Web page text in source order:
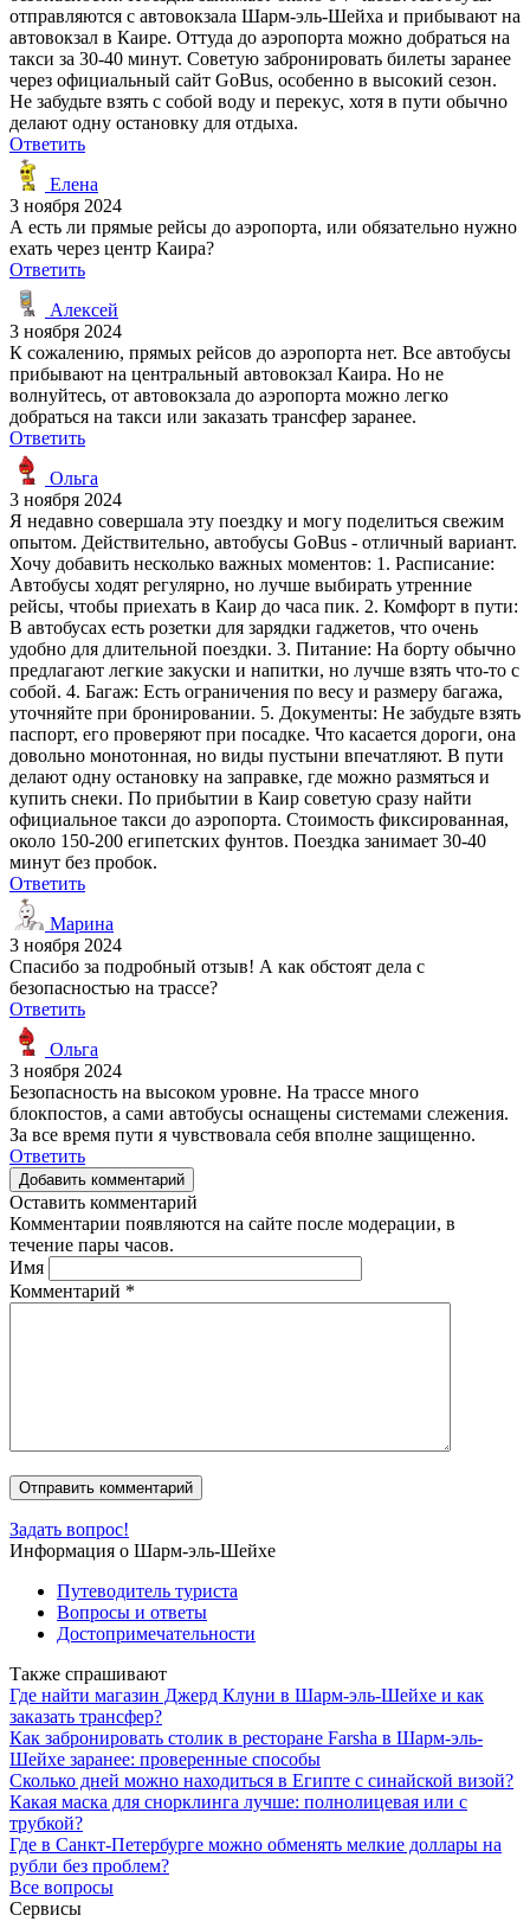
отправляются с автовокзала Шарм-эль-Шейха и прибывают на
автовокзал в Каире. Оттуда до аэропорта можно добраться на
такси за 30-40 минут. Советую забронировать билеты заранее
через официальный сайт GoBus, особенно в высокий сезон.
Не забудьте взять с собой воду и перекус, хотя в пути обычно
делают одну остановку для отдыха.
Ответить
Елена
3 ноября 2024
А есть ли прямые рейсы до аэропорта, или обязательно нужно
ехать через центр Каира?
Ответить
Алексей
3 ноября 2024
К сожалению, прямых рейсов до аэропорта нет. Все автобусы
прибывают на центральный автовокзал Каира. Но не
волнуйтесь, от автовокзала до аэропорта можно легко
добраться на такси или заказать трансфер заранее.
Ответить
Ольга
3 ноября 2024
Я недавно совершала эту поездку и могу поделиться свежим
опытом. Действительно, автобусы GoBus - отличный вариант.
Хочу добавить несколько важных моментов: 1. Расписание:
Автобусы ходят регулярно, но лучше выбирать утренние
рейсы, чтобы приехать в Каир до часа пик. 2. Комфорт в пути:
В автобусах есть розетки для зарядки гаджетов, что очень
удобно для длительной поездки. 3. Питание: На борту обычно
предлагают легкие закуски и напитки, но лучше взять что-то с
собой. 4. Багаж: Есть ограничения по весу и размеру багажа,
уточняйте при бронировании. 5. Документы: Не забудьте взять
паспорт, его проверяют при посадке. Что касается дороги, она
довольно монотонная, но виды пустыни впечатляют. В пути
делают одну остановку на заправке, где можно размяться и
купить снеки. По прибытии в Каир советую сразу найти
официальное такси до аэропорта. Стоимость фиксированная,
около 150-200 египетских фунтов. Поездка занимает 30-40
минут без пробок.
Ответить
Марина
3 ноября 2024
Спасибо за подробный отзыв! А как обстоят дела с
безопасностью на трассе?
Ответить
Ольга
3 ноября 2024
Безопасность на высоком уровне. На трассе много
блокпостов, а сами автобусы оснащены системами слежения.
За все время пути я чувствовала себя вполне защищенно.
Ответить
Добавить комментарий
Оставить комментарий
Комментарии появляются на сайте после модерации, в
течение пары часов.
Имя
Комментарий *
Задать вопрос!
Информация о Шарм-эль-Шейхе
Путеводитель туриста
Вопросы и ответы
Достопримечательности
Также спрашивают
Где найти магазин Джерд Клуни в Шарм-эль-Шейхе и как
заказать трансфер?
Как забронировать столик в ресторане Farsha в Шарм-эль-
Шейхе заранее: проверенные способы
Сколько дней можно находиться в Египте с синайской визой?
Какая маска для снорклинга лучше: полнолицевая или с
трубкой?
Где в Санкт-Петербурге можно обменять мелкие доллары на
рубли без проблем?
Все вопросы
Сервисы